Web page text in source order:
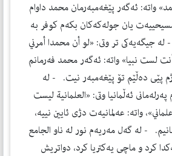
واته‌: ئه‌گه‌ر پێغه‌مبه‌رمان محمد داوام
يان جوله‌كه‌كان بكه‌م كوفر به‌
جيگه‌يه‌كى تر وتى: «لو أن محمدا أمرني
لست نبيا» واته‌: ئه‌گه‌ر محمد فه‌رمانم
پێى ده‌ڵێم تۆ پێغه‌مبه‌ر نيت. - له‌
په‌رله‌مانى ئه‌ڵمانيا وتى: «العلمانية ليست
واته‌: عه‌لمانيه‌ت دژى ئايين نييه‌،
- له‌ گه‌ل مه‌ريه‌م نور له‌ ناو الجامع
كرد و ماچى يه‌كتريا كرد، دواتريش